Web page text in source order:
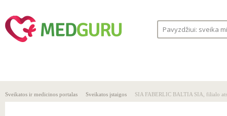
Sveikatos ir medicinos portalas Sveikatos įstaigos SIA FABERLIC BALTIA SIA, filialo